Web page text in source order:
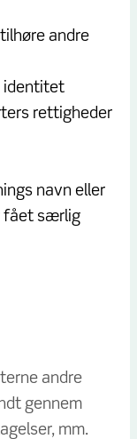
andre
identitet
rettigheder
navn eller
fået særlig
andre
gennem
mm.